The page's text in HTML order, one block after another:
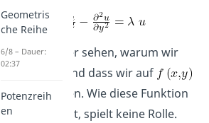
Du wirst später sehen, warum wir
das machen und dass wir auf
zurückkommen. Wie diese Funktion
genau aussieht, spielt keine Rolle.
Geometris
che Reihe
6/8 – Dauer:
02:37
Potenzreih
en